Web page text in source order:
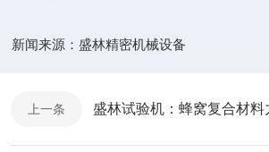
新闻来源：盛林精密机械设备
上一条